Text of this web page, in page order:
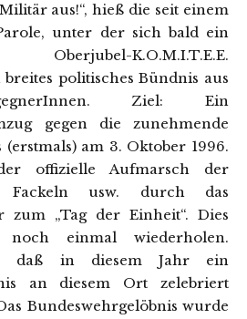
aus!“, hieß die seit einem
unter der sich bald ein
Oberjubel-K.O.M.I.T.E.E.
politisches Bündnis aus
Ziel: Ein
gegen die zunehmende
am 3. Oktober 1996.
offizielle Aufmarsch der
Fackeln usw. durch das
zum „Tag der Einheit“. Dies
einmal wiederholen.
daß in diesem Jahr ein
an diesem Ort zelebriert
Bundeswehrgelöbnis wurde